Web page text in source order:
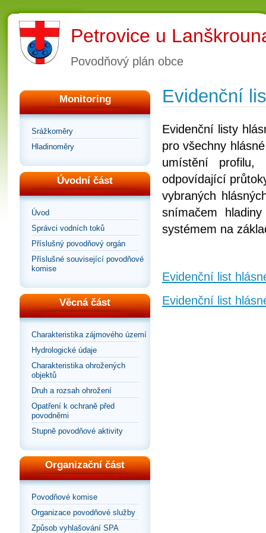
Petrovice u
Povodňový plán obce
Monitoring
Srážkoměry
Hladinoměry
Úvodní část
Úvod
Správci vodních toků
Příslušný povodňový orgán
Příslušné související povodňové
komise
Věcná část
Charakteristika zájmového území
Hydrologické údaje
Charakteristika ohrožených
objektů
Druh a rozsah ohrožení
Opatření k ochraně před
povodněmi
Stupně povodňové aktivity
Organizační část
Povodňové komise
Organizace povodňové služby
Způsob vyhlašování SPA
Evidenční
Evidenční listy
pro všechny
umístění
odpovídající
vybraných
snímačem
systémem na
Evidenční list
Evidenční list